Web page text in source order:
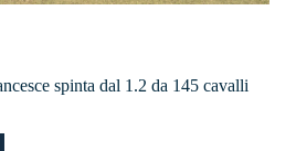
spinta dal 1.2 da 145 cavalli